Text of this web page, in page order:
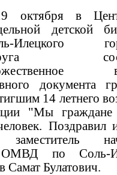
октябряв
детской
Илецкого
документа
14 летнего
"Мы граждане
Поздравил
ОМВД по Соль-
Самат Булатович.